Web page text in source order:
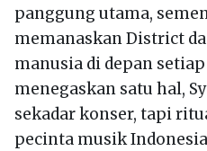
panggung utama,
memanaskan District
manusia di depan
menegaskan satu hal,
sekadar konser, tapi
pecinta musik